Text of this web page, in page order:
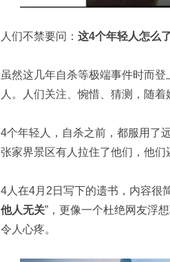
人们不禁要问： 这4个年轻人怎么
虽然这几年自杀等极端事件时而登
人。人们关注、惋惜、猜测，随
4个年轻人，自杀之前，都服用了
张家界景区有人拉住了他们，他们
4人在4月2日写下的遗书，内容很
他人无关”，更像一个杜绝网友浮
令人心疼。